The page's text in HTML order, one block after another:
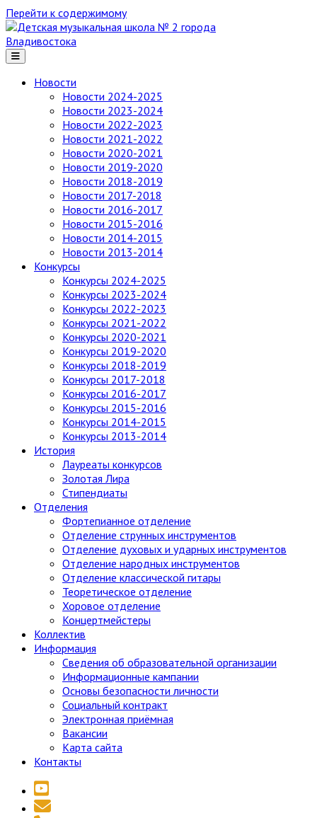
Перейти к содержимому
Детская
музыкальная
школа
города
Владивостока
Новости
Новости 2024-2025
Новости 2023-2024
Новости 2022-2023
Новости 2021-2022
Новости 2020-2021
Новости 2019-2020
Новости 2018-2019
Новости 2017-2018
Новости 2016-2017
Новости 2015-2016
Новости 2014-2015
Новости 2013-2014
Конкурсы
Конкурсы 2024-2025
Конкурсы 2023-2024
Конкурсы 2022-2023
Конкурсы 2021-2022
Конкурсы 2020-2021
Конкурсы 2019-2020
Конкурсы 2018-2019
Конкурсы 2017-2018
Конкурсы 2016-2017
Конкурсы 2015-2016
Конкурсы 2014-2015
Конкурсы 2013-2014
История
Лауреаты конкурсов
Золотая Лира
Стипендиаты
Отделения
Фортепианное отделение
Отделение струнных инструментов
Отделение духовых и ударных инструментов
Отделение народных инструментов
Отделение классической гитары
Теоретическое отделение
Хоровое отделение
Концертмейстеры
Коллектив
Информация
Сведения об образовательной организации
Информационные кампании
Основы безопасности личности
Социальный контракт
Электронная приёмная
Вакансии
Карта сайта
Контакты
youtube
email